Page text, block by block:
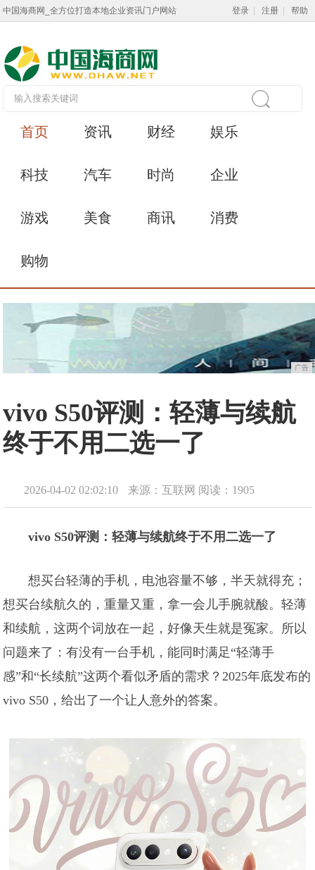
中国海商网_全方位打造本地企业资讯门户网站 登录 注册 帮助
首页 资讯 财经 娱乐
科技 汽车 时尚 企业
游戏 美食 商讯 消费
购物
广告
vivo S50评测：轻薄与续航
终于不用二选一了
2026-04-02 02:02:10 来源：互联网 阅读：1905
vivo S50评测：轻薄与续航终于不用二选一了
想买台轻薄的手机，电池容量不够，半天就得充；
想买台续航久的，重量又重，拿一会儿手腕就酸。轻薄
和续航，这两个词放在一起，好像天生就是冤家。所以
问题来了：有没有一台手机，能同时满足“轻薄手
感”和“长续航”这两个看似矛盾的需求？2025年底发布的
vivo S50，给出了一个让人意外的答案。